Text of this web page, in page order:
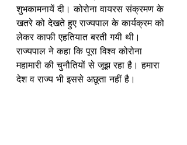
शुभकामनायें दी। कोरोना वायरस संक्रमण के
खतरे को देखते हुए राज्यपाल के कार्यक्रम को
लेकर काफी एहतियात बरती गयी थी।
राज्यपाल ने कहा कि पूरा विश्व कोरोना
महामारी की चुनौतियों से जूझ रहा है। हमारा
देश व राज्य भी इससे अछूता नहीं है।